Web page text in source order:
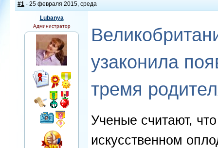
#1 - 25 февраля 2015, среда
Lubanya
Администратор
узаконила
тремя
Ученые считают,
искусственном